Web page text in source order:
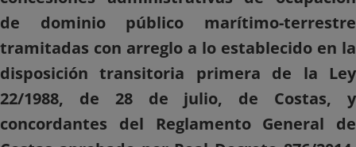
de dominio público marítimo-terrestre
tramitadas con arreglo a lo establecido en la
disposición transitoria primera de la Ley
22/1988, de 28 de julio, de Costas, y
concordantes del Reglamento General de